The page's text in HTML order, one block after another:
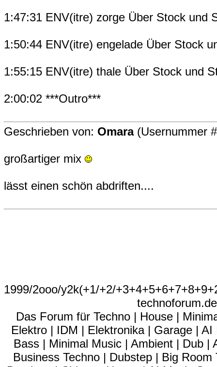
1:47:31 ENV(itre) zorge Über Stock und
1:50:44 ENV(itre) engelade Über Stock
1:55:15 ENV(itre) thale Über Stock und
2:00:02 ***Outro***
Geschrieben von: Omara(Usernummer
großartiger mix
lässt einen schön abdriften....
1999/2ooo/y2k(+1/+2/
Das Forum für Techno | House |
Elektro | IDM | Elektronika | Garage |
Bass | Minimal Music | Ambient | Dub
Business Techno | Dubstep | Big